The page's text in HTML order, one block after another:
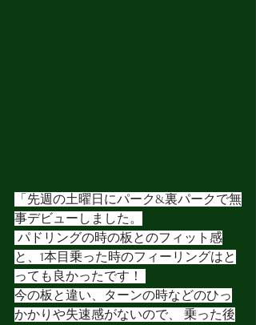
「先週の土曜日にパーク&裏パークで無
事デビューしました。
と、1本目乗った時のフィーリングはと
っても良かったです！
今の板と違い、ターンの時などのひっ
かかりや失速感がないので、 乗った後